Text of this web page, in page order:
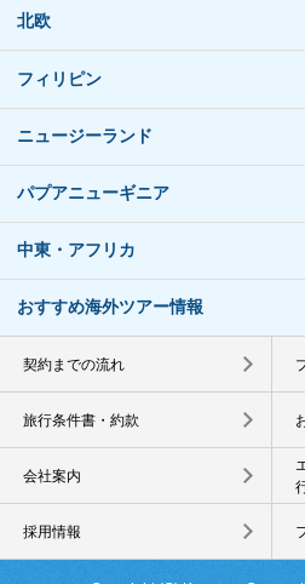
北欧
フィリピン
ニュージーランド
パプアニューギニア
中東・アフリカ
おすすめ海外ツアー情報
契約までの流れ
旅行条件書・約款
会社案内
採用情報